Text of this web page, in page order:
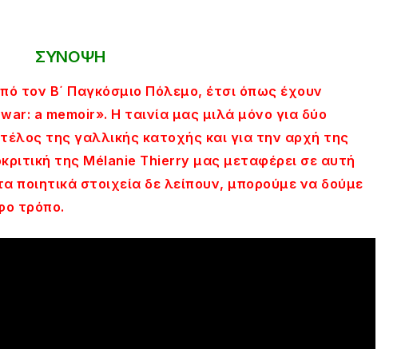
ΣΥΝΟΨΗ
τον Β΄ Παγκόσμιο Πόλεμο, έτσι όπως έχουν
a memoir». Η ταινία μας μιλά μόνο για δύο
της γαλλικής κατοχής και για την αρχή της
της Mélanie Thierry μας μεταφέρει σε αυτή
ποιητικά στοιχεία δε λείπουν, μπορούμε να δούμε
τρόπο.